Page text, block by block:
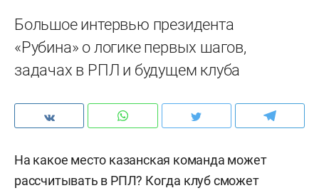
Большое интервью президента
«Рубина» о логике первых шагов,
задачах в РПЛ и будущем клуба
На какое место казанская команда может
рассчитывать в РПЛ? Когда клуб сможет